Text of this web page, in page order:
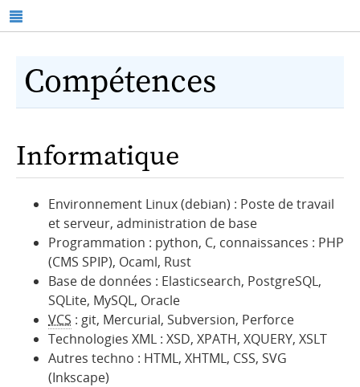
Compétences
Informatique
Environnement Linux (debian) : Poste de travail
et serveur, administration de base
Programmation : python, C, connaissances : PHP
(CMS SPIP), Ocaml, Rust
Base de données : Elasticsearch, PostgreSQL,
SQLite, MySQL, Oracle
VCS : git, Mercurial, Subversion, Perforce
Technologies XML : XSD, XPATH, XQUERY, XSLT
Autres techno : HTML, XHTML, CSS, SVG
(Inkscape)